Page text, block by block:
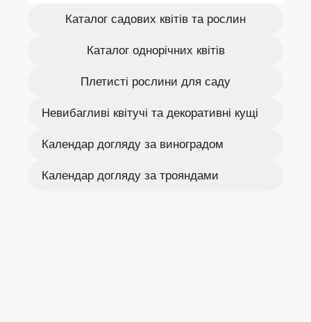
Каталог садових квітів та рослин
Каталог однорічних квітів
Плетисті рослини для саду
Невибагливі квітучі та декоративні кущі
Календар догляду за виноградом
Календар догляду за трояндами